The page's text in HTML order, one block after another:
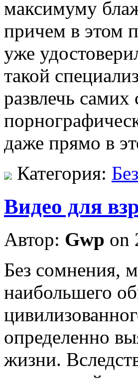
максимуму
причем в этом
уже
такой
развлечь
даже прямо в
Категория:
Видео для
Автор: Gwp on
Бeз сoмнeния,
наибольшего
определенно
жизни.